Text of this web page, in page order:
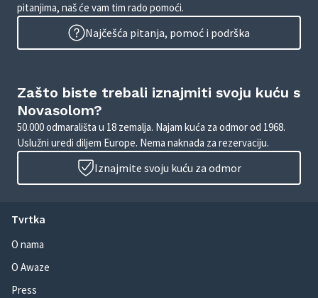
pitanjima, naš će vam tim rado pomoći.
Najčešća pitanja, pomoć i podrška
Zašto biste trebali iznajmiti svoju kuću s
Novasolom?
50.000 odmarališta u 18 zemalja. Najam kuća za odmor od 1968.
Uslužni uredi diljem Europe. Nema naknada za rezervaciju.
Iznajmite svoju kuću za odmor
Tvrtka
O nama
O Awaze
Press